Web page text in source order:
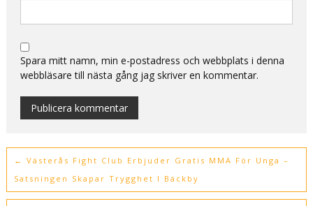
Spara mitt namn, min e-postadress och webbplats i denna
webbläsare till nästa gång jag skriver en kommentar.
← Västerås Fight Club Erbjuder Gratis MMA För Unga –
Satsningen Skapar Trygghet I Bäckby